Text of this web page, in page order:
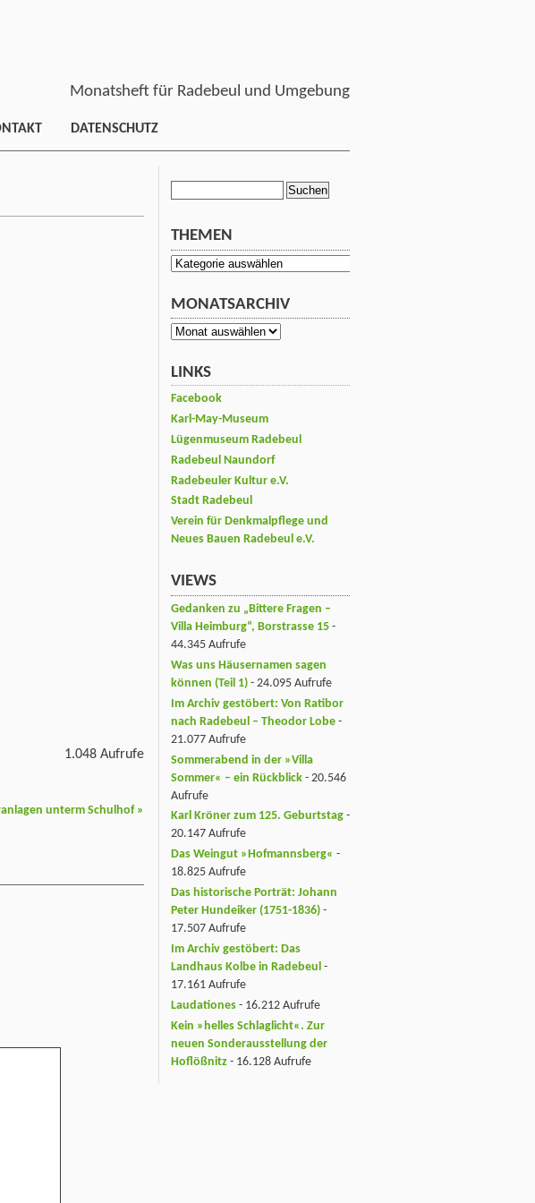
Monatsheft für Radebeul und Umgebung
DATENSCHUTZ
1.048 Aufrufe
unterm Schulhof »
THEMEN
Themen
MONATSARCHIV
Monatsarchiv
LINKS
Facebook
Karl-May-Museum
Lügenmuseum Radebeul
Radebeul Naundorf
Radebeuler Kultur e.V.
Stadt Radebeul
Verein für Denkmalpflege und
Neues Bauen Radebeul e.V.
VIEWS
Gedanken zu „Bittere Fragen –
Villa Heimburg“, Borstrasse 15 -
44.345 Aufrufe
Was uns Häusernamen sagen
können (Teil 1) - 24.095 Aufrufe
Im Archiv gestöbert: Von Ratibor
nach Radebeul – Theodor Lobe -
21.077 Aufrufe
Sommerabend in der »Villa
Sommer« – ein Rückblick - 20.546
Aufrufe
Karl Kröner zum 125. Geburtstag -
20.147 Aufrufe
Das Weingut »Hofmannsberg« -
18.825 Aufrufe
Das historische Porträt: Johann
Peter Hundeiker (1751-1836) -
17.507 Aufrufe
Im Archiv gestöbert: Das
Landhaus Kolbe in Radebeul -
17.161 Aufrufe
Laudationes - 16.212 Aufrufe
Kein »helles Schlaglicht«. Zur
neuen Sonderausstellung der
Hoflößnitz - 16.128 Aufrufe